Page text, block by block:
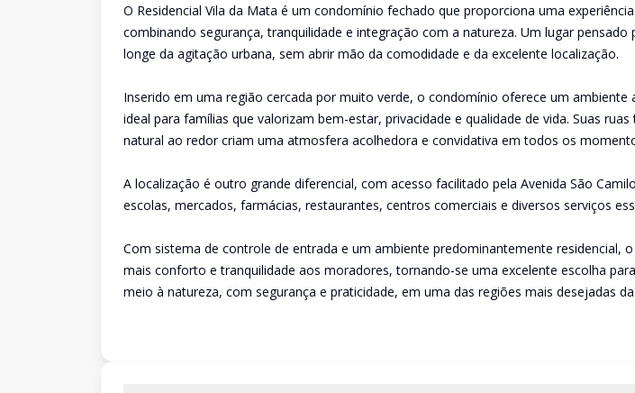
O Residencial Vila da Mata é um condomínio fechado que proporciona uma
combinando segurança, tranquilidade e integração com a natureza. Um lugar pensado
longe da agitação urbana, sem abrir mão da comodidade e da excelente localização.
Inserido em uma região cercada por muito verde, o condomínio oferece um ambiente
ideal para famílias que valorizam bem-estar, privacidade e qualidade de vida. Suas
natural ao redor criam uma atmosfera acolhedora e convidativa em todos os
A localização é outro grande diferencial, com acesso facilitado pela Avenida São
escolas, mercados, farmácias, restaurantes, centros comerciais e diversos serviços
Com sistema de controle de entrada e um ambiente predominantemente residencial,
mais conforto e tranquilidade aos moradores, tornando-se uma excelente escolha
meio à natureza, com segurança e praticidade, em uma das regiões mais desejadas da